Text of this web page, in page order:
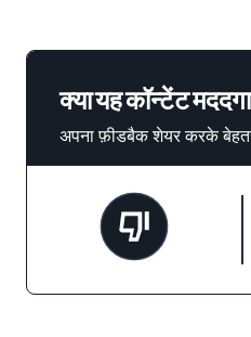
क्या यह कॉन्टेंट
अपना फ़ीडबैक शेयर करके